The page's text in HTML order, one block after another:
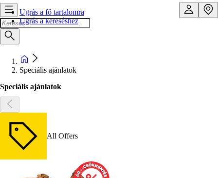
Ugrás a fő tartalomra
Ugrás a kereséshez
Speciális ajánlatok
Speciális ajánlatok
All Offers